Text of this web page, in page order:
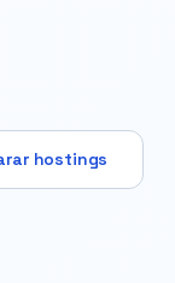
hostings